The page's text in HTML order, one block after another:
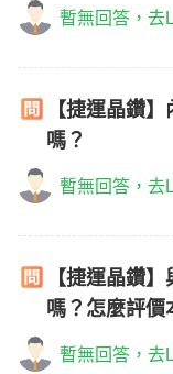
暫無回答，去
【捷運晶鑽
嗎？
暫無回答，去
【捷運晶鑽
嗎？怎麼評價
暫無回答，去